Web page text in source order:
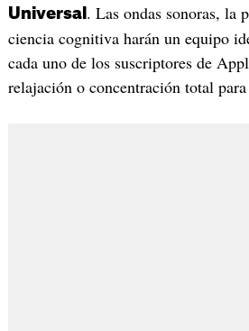
Universal . Las ondas sonoras, la
ciencia cognitiva harán un equipo
cada uno de los suscriptores de
relajación o concentración total para